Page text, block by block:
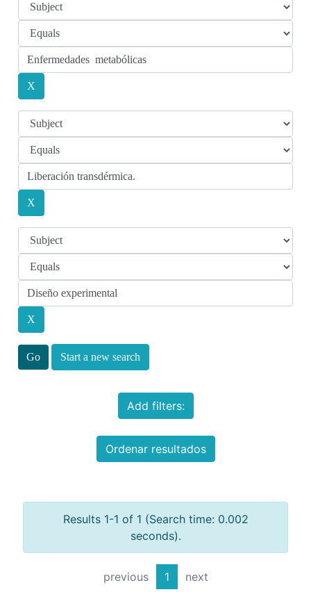
Start a new search
Add filters:
Ordenar resultados
Results 1-1 of 1 (Search time: 0.002
seconds).
previous 1 next